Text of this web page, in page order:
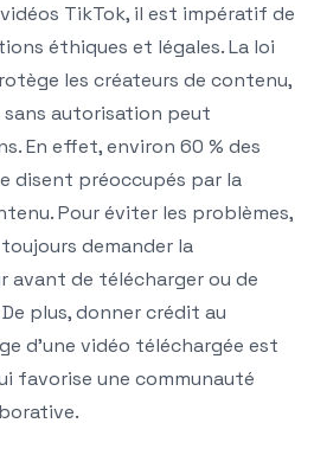
TikTok, il est impératif de
éthiques et légales. La loi
les créateurs de contenu,
autorisation peut
En effet, environ 60 % des
disent préoccupés par la
Pour éviter les problèmes,
demander la
avant de télécharger ou de
plus, donner crédit au
d’une vidéo téléchargée est
favorise une communauté